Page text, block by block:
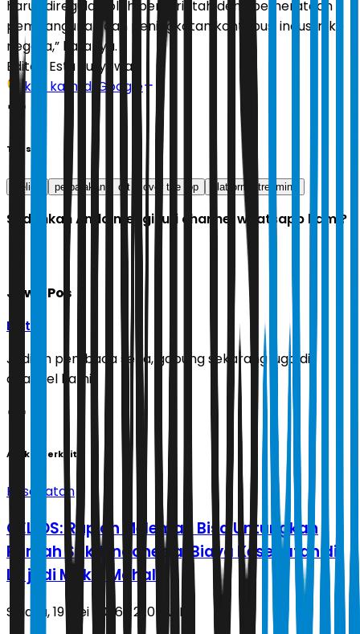
harus diregulasi oleh pemerintah demi pemerataan
pembangunan dan peningkatan kontribusi industri ke
negara,” katanya.
Editor: Estu Suryowati
Ikuti kami di Google
Tags
Celios perpajakan ott over the top platform streaming
Sudahkah Anda mengikuti channel whatsapp kami?
Jawa Pos
Ikuti
Jadilah pembaca setia, gabung sekarang juga di
channel kami!
Artikel Terkait
Kesehatan
CELIOS: Rupiah Melemah Bisa Untungkan
Rumah Sakit Indonesia, Biaya Kesehatan di
LN jadi Makin Mahal
Selasa, 19 Mei 2026 | 21.05 WIB